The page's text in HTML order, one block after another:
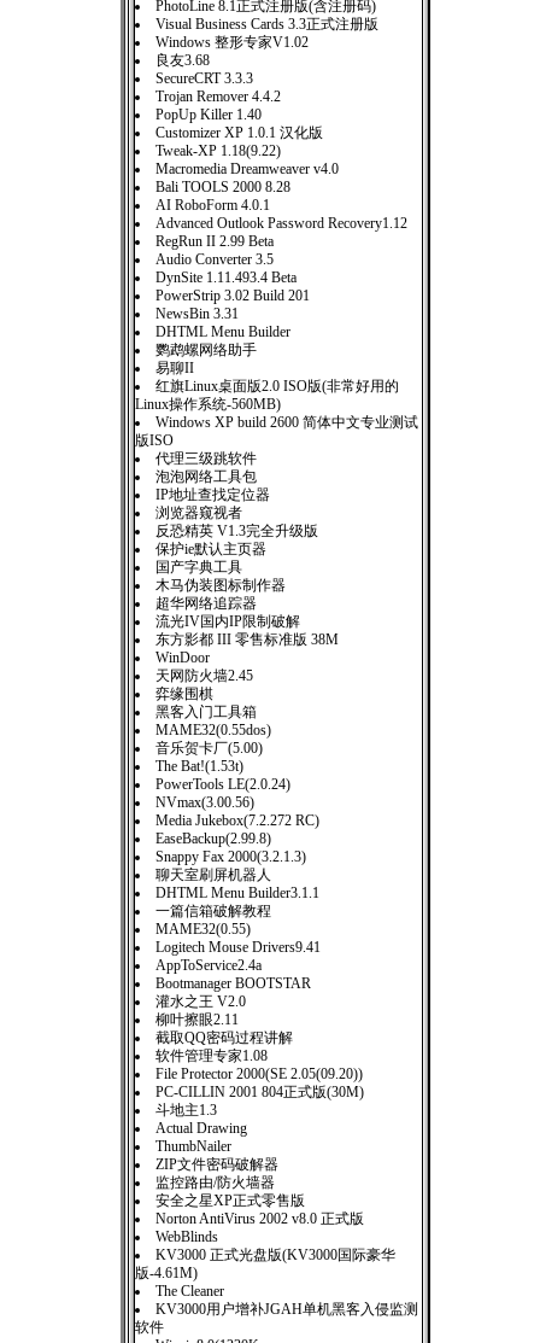
PhotoLine 8.1正式注册版(含注册码)
Visual Business Cards 3.3正式注册版
Windows 整形专家V1.02
良友3.68
SecureCRT 3.3.3
Trojan Remover 4.4.2
PopUp Killer 1.40
Customizer XP 1.0.1 汉化版
Tweak-XP 1.18(9.22)
Macromedia Dreamweaver v4.0
Bali TOOLS 2000 8.28
AI RoboForm 4.0.1
Advanced Outlook Password Recovery1.12
RegRun II 2.99 Beta
Audio Converter 3.5
DynSite 1.11.493.4 Beta
PowerStrip 3.02 Build 201
NewsBin 3.31
DHTML Menu Builder
鹦鹉螺网络助手
易聊II
红旗Linux桌面版2.0 ISO版(非常好用的
Linux操作系统-560MB)
Windows XP build 2600 简体中文专业测试
版ISO
代理三级跳软件
泡泡网络工具包
IP地址查找定位器
浏览器窥视者
反恐精英 V1.3完全升级版
保护ie默认主页器
国产字典工具
木马伪装图标制作器
超华网络追踪器
流光IV国内IP限制破解
东方影都 III 零售标准版 38M
WinDoor
天网防火墙2.45
弈缘围棋
黑客入门工具箱
MAME32(0.55dos)
音乐贺卡厂(5.00)
The Bat!(1.53t)
PowerTools LE(2.0.24)
NVmax(3.00.56)
Media Jukebox(7.2.272 RC)
EaseBackup(2.99.8)
Snappy Fax 2000(3.2.1.3)
聊天室刷屏机器人
DHTML Menu Builder3.1.1
一篇信箱破解教程
MAME32(0.55)
Logitech Mouse Drivers9.41
AppToService2.4a
Bootmanager BOOTSTAR
灌水之王 V2.0
柳叶擦眼2.11
截取QQ密码过程讲解
软件管理专家1.08
File Protector 2000(SE 2.05(09.20))
PC-CILLIN 2001 804正式版(30M)
斗地主1.3
Actual Drawing
ThumbNailer
ZIP文件密码破解器
监控路由/防火墙器
安全之星XP正式零售版
Norton AntiVirus 2002 v8.0 正式版
WebBlinds
KV3000 正式光盘版(KV3000国际豪华
版-4.61M)
The Cleaner
KV3000用户增补JGAH单机黑客入侵监测
软件